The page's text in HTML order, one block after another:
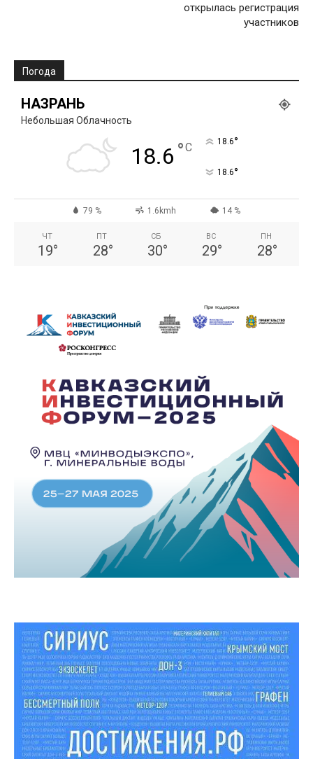
открылась регистрация
участников
Погода
НАЗРАНЬ
Небольшая Облачность
18.6 °C 18.6°
18.6°
79 % 1.6kmh 14 %
ЧТ
19°
ПТ
28°
СБ
30°
ВС
29°
ПН
28°